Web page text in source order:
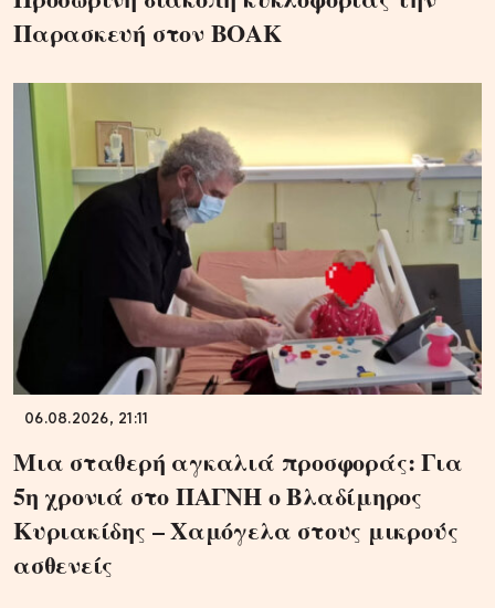
Παρασκευή στον ΒΟΑΚ
06.08.2026, 21:11
Μια σταθερή αγκαλιά προσφοράς: Για
5η χρονιά στο ΠΑΓΝΗ ο Βλαδίμηρος
Κυριακίδης – Χαμόγελα στους μικρούς
ασθενείς